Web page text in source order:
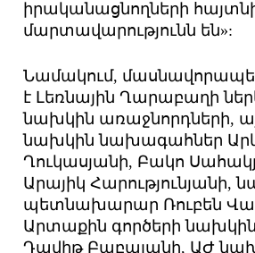
իրականացնողների
մարտավարությունն են»:
Նամակում,
է Լեռնային Ղարաբաղի
նախկին առաջնորդների,
նախկին նախագահներ
Ղուկասյանի, Բակո
Արայիկ Հարությունյանի,
պետնախարար Ռուբեն
Արտաքին գործերի
Դավիթ Բաբայանի, ԱԺ